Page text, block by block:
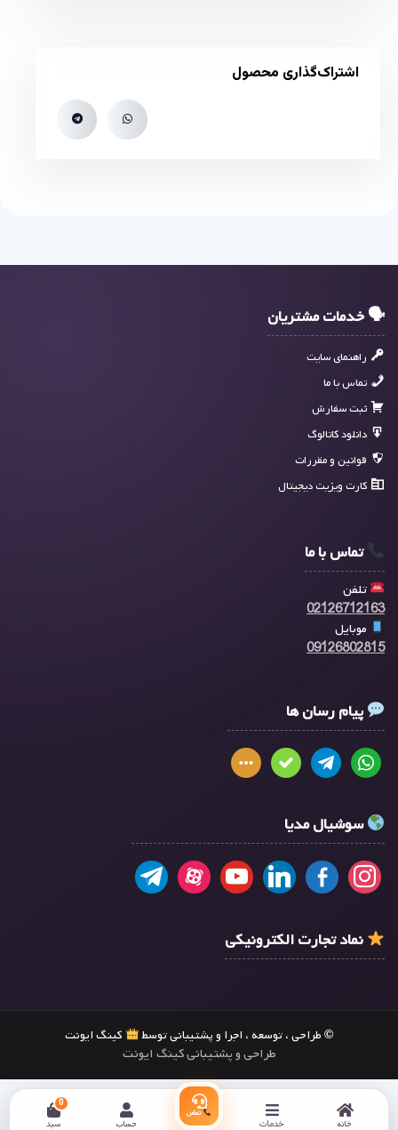
خانه خدمات
تماس
حساب سبد
0
اشتراک‌گذاری محصول
🗣 خدمات مشتریان
راهنمای سایت
تماس با ما
ثبت سفارش
دانلود کاتالوگ
قوانین و مقررات
کارت ویزیت دیجیتال
تماس با ما
تلفن
02126712163
موبایل
09126802815
پیام رسان ها
سوشیال مدیا
نماد تجارت الکترونیکی
© طراحی ، توسعه ، اجرا و پشتیبانی توسط کینگ ایونت
طراحی و پشتیبانی کینگ ایونت